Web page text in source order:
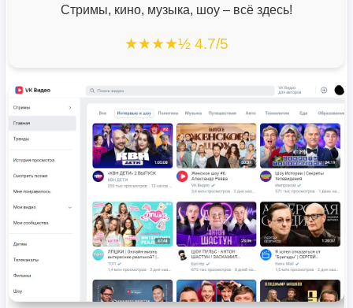
Стримы, кино, музыка, шоу – всё здесь!
★★★★½ 4.7/5